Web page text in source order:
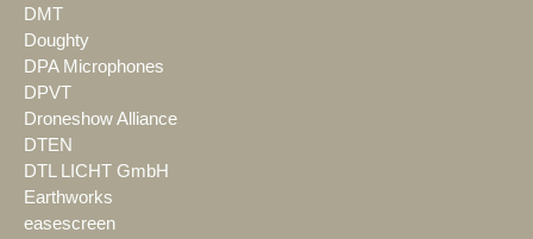
DMT
Doughty
DPA Microphones
DPVT
Droneshow Alliance
DTEN
DTL LICHT GmbH
Earthworks
easescreen